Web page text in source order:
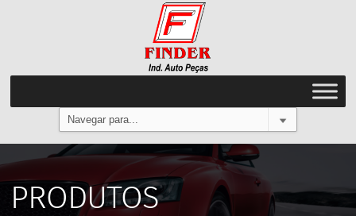
PRODUTOS